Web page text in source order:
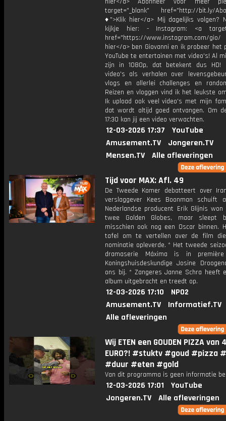
target="_blank" href="http://bit.ly/
♦">Klik hier</a> Mij dagelijks volgen?
kijkje hier: - Instagram: <a
href="https://www.instagram.com/
hier</a> ben Giovanni en ik probeer het
YouTube te entertainen met video's! Al
zijn in 1080p, dat betekent dus HD!
video's als verhalen over
vlogs en allerlei challenges en
Reizen en vloggen vind ik het leukste
Ik upload ook veel video's met mijn
dat wordt altijd goed ontvangen. Om
17:30 kan jij een video verwachten.
12-03-2026 17:37
YouTube
Amusement.TV
Jongeren.TV
Mensen.TV
Alle afleveringen
Tijd voor MAX: Afl. 49
De Tweede Kamer debatteert over
verslaggever Kees Boonman schuift
Nederlandse producent Erik Glijnis
twee Golden Globes, maar sleept
misschien ook nog een Oscar binnen.
tafel om te vertellen over de film
nominatie opleverde. * Het tweede
dramaserie Máxima is in première
Koningshuisdeskundige Josine
ons bij. * Zangeres Janne Schra heeft
album uitgebracht en treedt op.
12-03-2026 17:10
NPO2
Amusement.TV
Informatief.TV
Alle afleveringen
Wij ETEN een GOUDEN PIZZA van
EURO?! #stuktv #goud #pizza
#duur #eten #gold
Van dit programma is geen informatie
12-03-2026 17:01
YouTube
Jongeren.TV
Alle afleveringen